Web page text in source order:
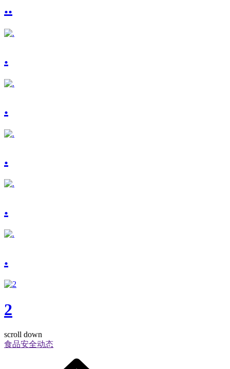
..
.
.
.
.
.
2
scroll down
食品安全动态